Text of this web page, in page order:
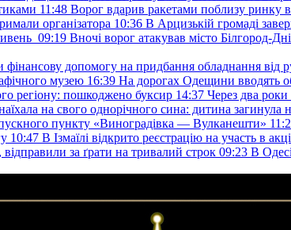
11:48 Ворог вдарив ракетами поблизу
організатора 10:36 В Арцизькій громаді
09:19 Вночі ворог атакував місто Білгород-
фінансову допомогу на придбання обладнання від
музею 16:39 На дорогах Одещини вводять
регіону: пошкоджено буксир 14:37 Через два роки
на свого однорічного сина: дитина загинула
пункту «Виноградівка — Вулканешти»
10:47 В Ізмаїлі відкрито реєстрацію на участь в
за ґрати на тривалий строк 09:23 В